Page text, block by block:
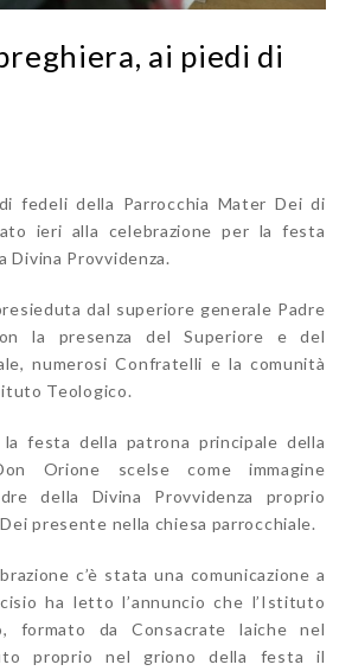
ai piedi di
fedeli della Parrocchia Mater Dei di
ieri alla celebrazione per la festa
Divina Provvidenza.
dal superiore generale Padre
la presenza del Superiore e del
numerosi Confratelli e la comunità
Teologico.
festa della patrona principale della
Orione scelse come immagine
della Divina Provvidenza proprio
presente nella chiesa parrocchiale.
c’è stata una comunicazione a
ha letto l’annuncio che l’Istituto
formato da Consacrate laiche nel
proprio nel griono della festa il